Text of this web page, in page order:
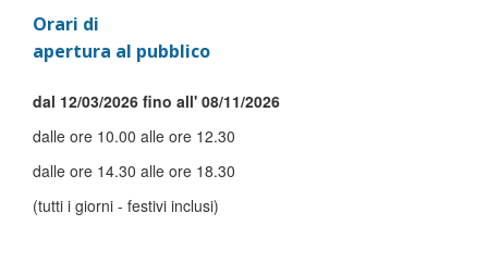
Orari di
apertura al pubblico
dal 12/03/2026 fino all' 08/11/2026
dalle ore 10.00 alle ore 12.30
dalle ore 14.30 alle ore 18.30
(tutti i giorni - festivi inclusi)